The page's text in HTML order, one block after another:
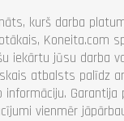
kurš darba
Koneita.com
iekārtu jūsu darba
atbalsts palīdz
vienmēr